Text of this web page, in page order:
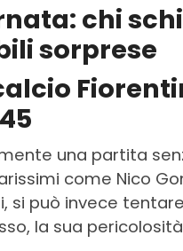
chi
sorprese
una partita
come Nico
si può invece
la sua